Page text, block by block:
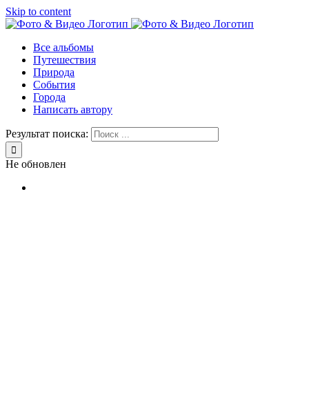
Skip to content
Все альбомы
Путешествия
Природа
События
Города
Написать автору
Результат поиска:
Не обновлен